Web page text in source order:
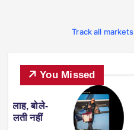
Track all
You Missed
देश-
फीफा वर्ल्ड
हालैंड अपने